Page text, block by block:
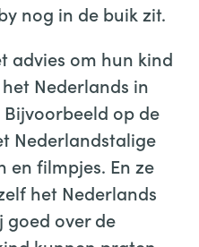
nog in de buik zit.
advies om hun kind
Nederlands in
op de
Nederlandstalige
en filmpjes. En ze
het Nederlands
goed over de